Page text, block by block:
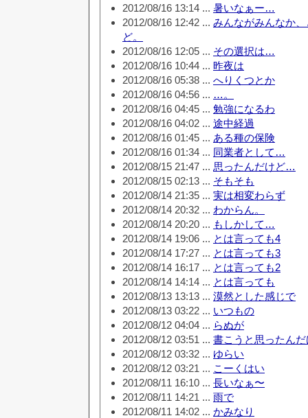
2012/08/16 13:14 ... 暑いなぁー…
2012/08/16 12:42 ... みんながみんなか
ど。
2012/08/16 12:05 ... その選択は…
2012/08/16 10:44 ... 昨夜は
2012/08/16 05:38 ... へりくつとか
2012/08/16 04:56 ... …。
2012/08/16 04:45 ... 勉強になるわ
2012/08/16 04:02 ... 途中経過
2012/08/16 01:45 ... ある種の保険
2012/08/16 01:34 ... 同業者として…
2012/08/15 21:47 ... 思ったんだけど…
2012/08/15 02:13 ... そもそも
2012/08/14 21:35 ... 実は相変わらず
2012/08/14 20:32 ... わからん。
2012/08/14 20:20 ... もしかして…
2012/08/14 19:06 ... とは言っても4
2012/08/14 17:27 ... とは言っても3
2012/08/14 16:17 ... とは言っても2
2012/08/14 14:14 ... とは言っても
2012/08/13 13:13 ... 漠然とした感じで
2012/08/13 03:22 ... いつもの
2012/08/12 04:04 ... らぬが
2012/08/12 03:51 ... 書こうと思ったん
2012/08/12 03:32 ... ゆらい
2012/08/12 03:21 ... こーくはい
2012/08/11 16:10 ... 長いなぁ〜
2012/08/11 14:21 ... 雨で
2012/08/11 14:02 ... かみなり